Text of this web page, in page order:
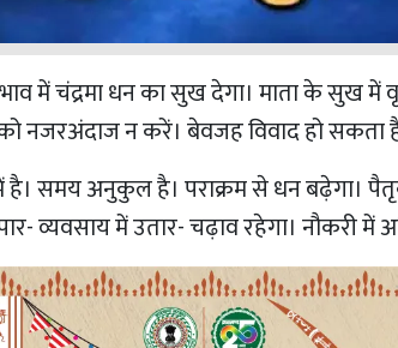
में चंद्रमा धन का सुख देगा। माता के सुख में
नजरअंदाज न करें। बेवजह विवाद हो
है। समय अनुकुल है। पराक्रम से धन बढ़ेगा।
व्यवसाय में उतार- चढ़ाव रहेगा। नौकरी में